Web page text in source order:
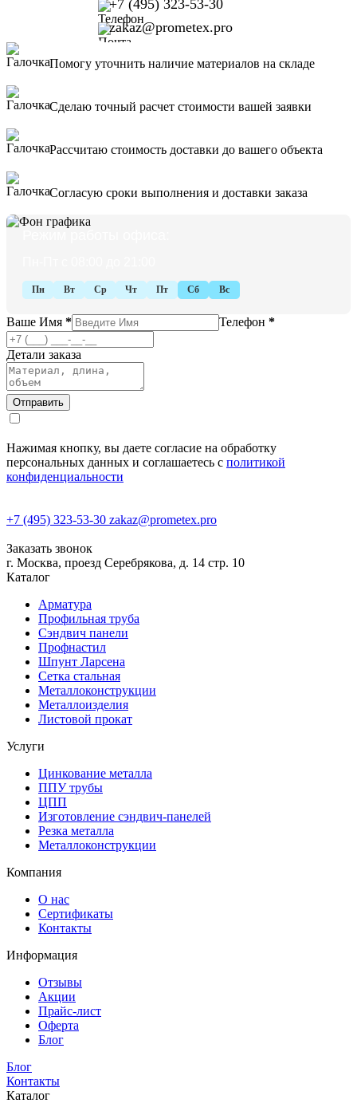
+7 (495) 323-53-30
zakaz@prometex.pro
Ваше Имя * Телефон *
Детали заказа
Нажимая кнопку, вы даете согласие на обработку
персональных данных и соглашаетесь с политикой
конфиденциальности
Помогу уточнить наличие материалов на складе
Сделаю точный расчет стоимости вашей заявки
Рассчитаю стоимость доставки до вашего объекта
Согласую сроки выполнения и доставки заказа
Пн Вт Ср Чт Пт Сб Вс
+7 (495) 323-53-30 zakaz@prometex.pro
Заказать звонок
г. Москва, проезд Серебрякова, д. 14 стр. 10
Каталог
Арматура
Профильная труба
Сэндвич панели
Профнастил
Шпунт Ларсена
Сетка стальная
Металлоконструкции
Металлоизделия
Листовой прокат
Услуги
Цинкование металла
ППУ трубы
ЦПП
Изготовление сэндвич-панелей
Резка металла
Металлоконструкции
Компания
О нас
Сертификаты
Контакты
Информация
Отзывы
Акции
Прайс-лист
Оферта
Блог
Блог
Контакты
Каталог